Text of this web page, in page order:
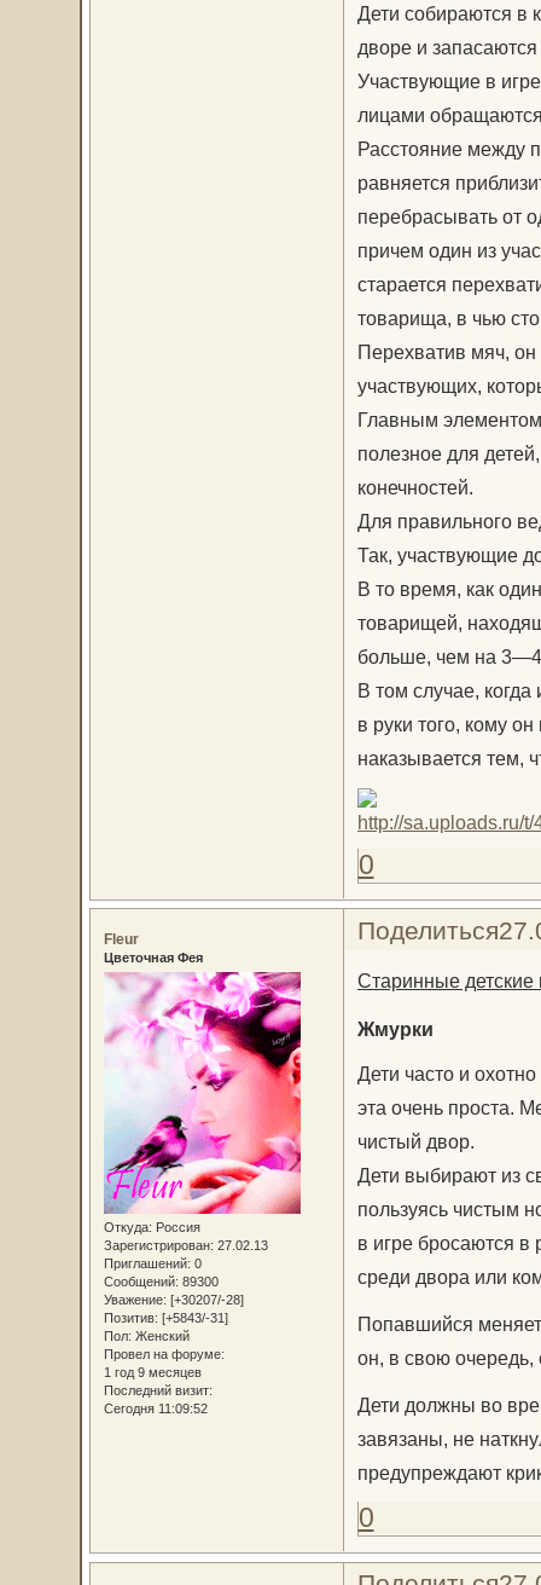
Дети собираются в
дворе и
Участвующие в
лицами обращаются
Расстояние между
равняется
перебрасывать от
причем один из
старается
товарища, в чью
Перехватив мяч, он
участвующих,
Главным
полезное для
конечностей.
Для правильного
Так, участвующие
В то время, как
товарищей,
больше, чем на
В том случае,
в руки того, кому
наказывается тем,
0
Поделиться
Fleur
Цветочная Фея
Откуда: Россия
Зарегистрирован: 27.02.13
Приглашений: 0
Сообщений: 89300
Уважение: [+30207/-28]
Позитив: [+5843/-31]
Пол: Женский
Провел на форуме:
1 год 9 месяцев
Последний визит:
Сегодня 11:09:52
Старинные детские
Жмурки
Дети часто и
эта очень проста.
чистый двор.
Дети выбирают из
пользуясь чистым
в игре бросаются в
среди двора или
Попавшийся
он, в свою очередь,
Дети должны во
завязаны, не
предупреждают
0